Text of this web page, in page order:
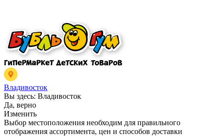
Владивосток
Вы здесь: Владивосток
Да, верно
Изменить
Выбор местоположения необходим для правильного
отображения ассортимента, цен и способов доставки